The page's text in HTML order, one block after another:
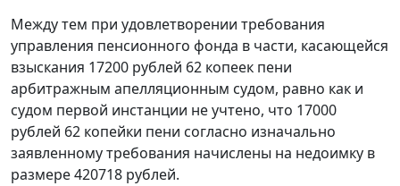
Между тем при удовлетворении требования
управления пенсионного фонда в части, касающейся
взыскания 17200 рублей 62 копеек пени
арбитражным апелляционным судом, равно как и
судом первой инстанции не учтено, что 17000
рублей 62 копейки пени согласно изначально
заявленному требования начислены на недоимку в
размере 420718 рублей.